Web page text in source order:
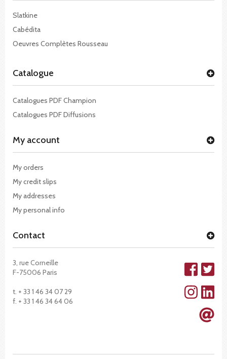
Slatkine
Cabédita
Oeuvres Complètes Rousseau
Catalogue
Catalogues PDF Champion
Catalogues PDF Diffusions
My account
My orders
My credit slips
My addresses
My personal info
Contact
3, rue Corneille
F-75006 Paris
t. + 33 1 46 34 07 29
f. + 33 1 46 34 64 06